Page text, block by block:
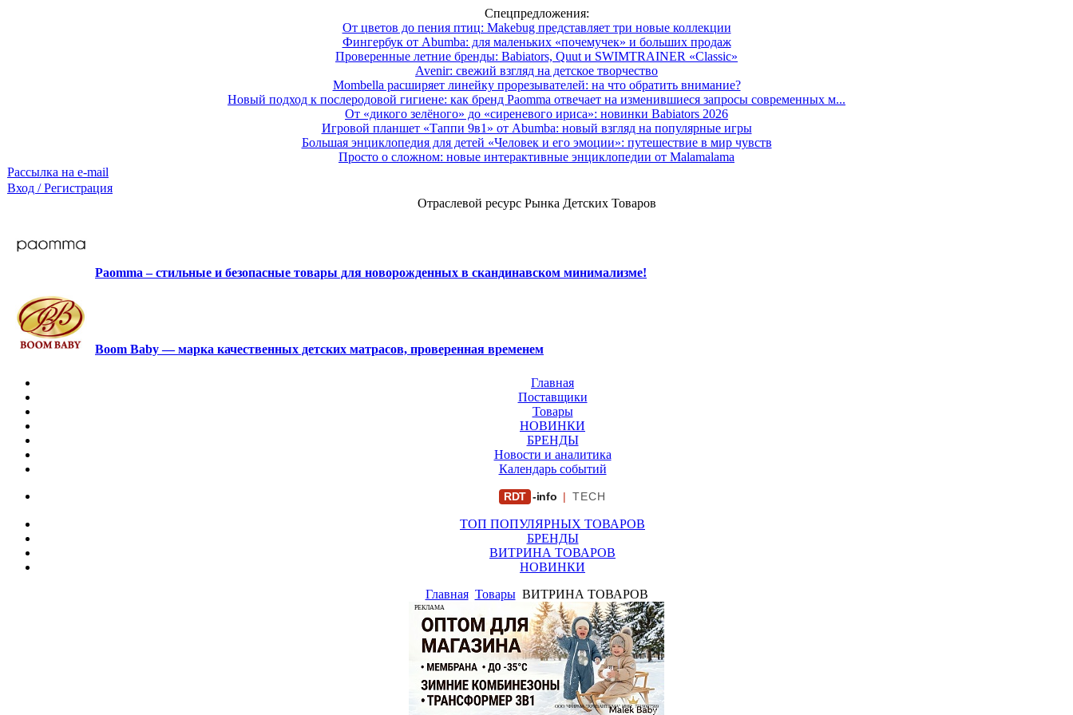
Спецпредложения:
От цветов до пения птиц: Makebug представляет три новые коллекции
Фингербук от Abumba: для маленьких «почемучек» и больших продаж
Проверенные летние бренды: Babiators, Quut и SWIMTRAINER «Classic»
Avenir: свежий взгляд на детское творчество
Mombella расширяет линейку прорезывателей: на что обратить внимание?
Новый подход к послеродовой гигиене: как бренд Paomma отвечает на изменившиеся запросы современных м...
От «дикого зелёного» до «сиреневого ириса»: новинки Babiators 2026
Игровой планшет «Таппи 9в1» от Abumba: новый взгляд на популярные игры
Большая энциклопедия для детей «Человек и его эмоции»: путешествие в мир чувств
Просто о сложном: новые интерактивные энциклопедии от Malamalama
Рассылка на e-mail
Вход / Регистрация
Отраслевой ресурс Рынка Детских Товаров
Paomma – стильные и безопасные товары для новорожденных в скандинавском минимализме!
Boom Baby — марка качественных детских матрасов, проверенная временем
Главная
Поставщики
Товары
НОВИНКИ
БРЕНДЫ
Новости и аналитика
Календарь событий
RDT -info | TECH
ТОП ПОПУЛЯРНЫХ ТОВАРОВ
БРЕНДЫ
ВИТРИНА ТОВАРОВ
НОВИНКИ
Главная Товары ВИТРИНА ТОВАРОВ
РЕКЛАМА
ООО "ФИРМА "ХРИЗАНТЕМА" ИНН: 7719007569